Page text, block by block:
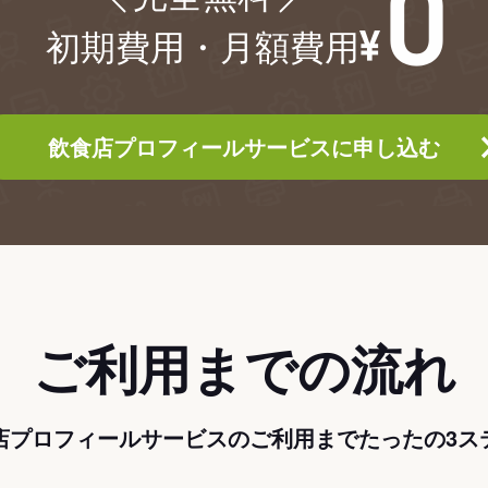
初期費用・月額費用
飲食店プロフィールサービスに申し込む
ご利用までの流れ
プロフィールサービスのご利用までたったの3ス